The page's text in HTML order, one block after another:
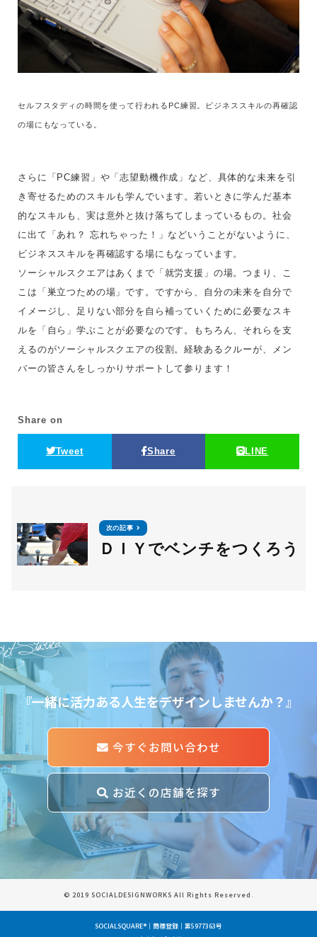
セルフスタディの時間を使って行われるPC練習。ビジネススキルの再確認
の場にもなっている。
さらに「PC練習」や「志望動機作成」など、具体的な未来を引
き寄せるためのスキルも学んでいます。若いときに学んだ基本
的なスキルも、実は意外と抜け落ちてしまっているもの。社会
に出て「あれ？ 忘れちゃった！」などいうことがないように、
ビジネススキルを再確認する場にもなっています。
ソーシャルスクエアはあくまで「就労支援」の場。つまり、こ
こは「巣立つための場」です。ですから、自分の未来を自分で
イメージし、足りない部分を自ら補っていくために必要なスキ
ルを「自ら」学ぶことが必要なのです。もちろん、それらを支
えるのがソーシャルスクエアの役割。経験あるクルーが、メン
バーの皆さんをしっかりサポートして参ります！
Share on
Tweet Share LINE
次の記事
ＤＩＹでベンチをつくろう
Started
『一緒に活力ある人生をデザインしませんか？』
今すぐお問い合わせ
お近くの店舗を探す
© 2019 SOCIALDESIGNWORKS All Rights Reserved.
SOCIALSQUARE®｜商標登録｜第5977363号